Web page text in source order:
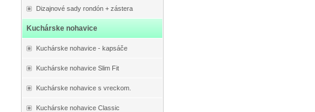
Dizajnové sady rondón + zástera
Kuchárske nohavice
Kuchárske nohavice - kapsáče
Kuchárske nohavice Slim Fit
Kuchárske nohavice s vreckom.
Kuchárske nohavice Classic